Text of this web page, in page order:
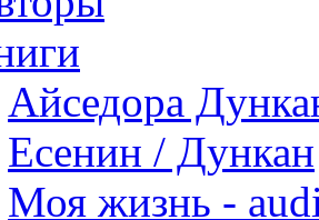
Айседора
Есенин / Дункан
Моя жизнь -